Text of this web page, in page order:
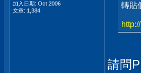
加入日期: Oct 2006
文章: 1,384
轉貼
請問